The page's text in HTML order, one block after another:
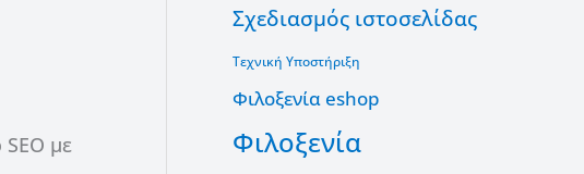
SEO με
Σχεδιασμός ιστοσελίδας
Τεχνική Υποστήριξη
Φιλοξενία eshop
Φιλοξενία